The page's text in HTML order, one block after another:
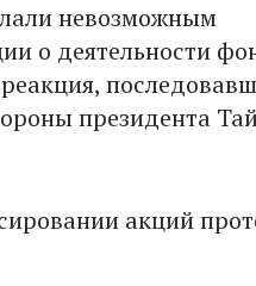
невозможным
о деятельности
президента
акций